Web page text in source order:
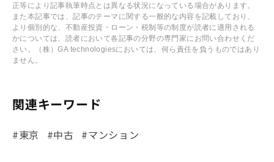
正等により記事執筆時点とは異なる状況になっている場合があります。
また本記事では、記事のテーマに関する一般的な内容を記載しており、
より個別的な、不動産投資・ローン・税制等の制度が読者に適用される
かについては、読者において各記事の分野の専門家にお問い合わせくだ
さい。（株）GA technologiesにおいては、何ら責任を負うものではあり
ません。
関連キーワード
#東京 #中古 #マンション